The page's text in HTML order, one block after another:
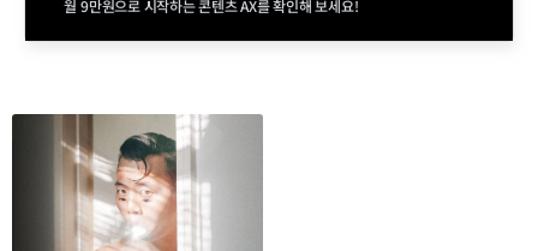
월 9만원으로 시작하는 콘텐츠 AX를 확인해 보세요!